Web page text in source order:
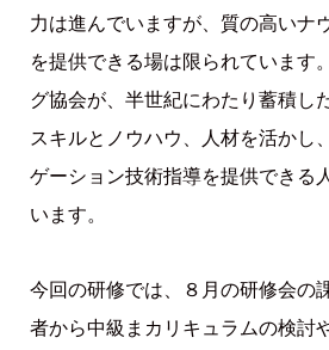
力は進んでいますが、質の高いナ
を提供できる場は限られています
グ協会が、半世紀にわたり蓄積し
スキルとノウハウ、人材を活かし
ゲーション技術指導を提供できる
います。
今回の研修では、８月の研修会の
者から中級まカリキュラムの検討